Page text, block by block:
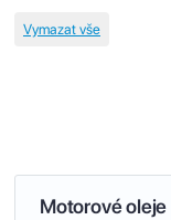
Motorové oleje